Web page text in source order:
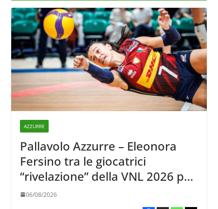
AZZURRE
Pallavolo Azzurre – Eleonora
Fersino tra le giocatrici
“rivelazione” della VNL 2026 per
Volleyball World
06/08/2026